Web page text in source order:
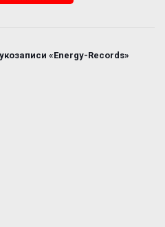
«Energy-Records»